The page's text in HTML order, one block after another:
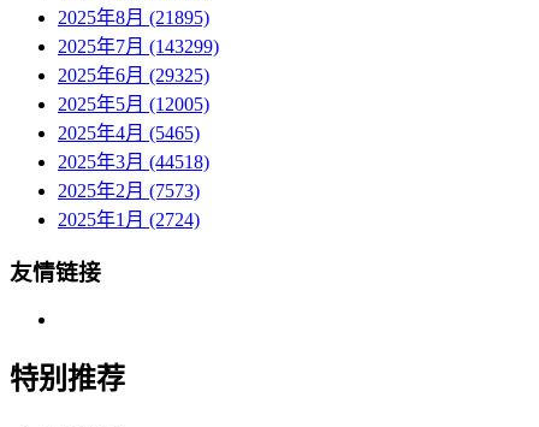
2025年8月 (21895)
2025年7月 (143299)
2025年6月 (29325)
2025年5月 (12005)
2025年4月 (5465)
2025年3月 (44518)
2025年2月 (7573)
2025年1月 (2724)
友情链接
特别推荐